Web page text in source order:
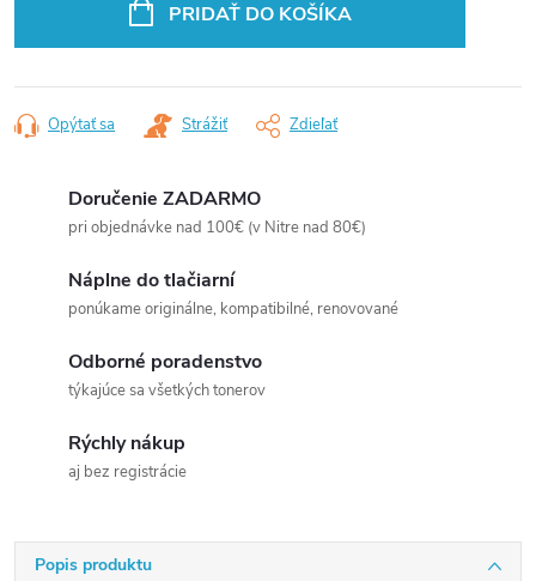
PRIDAŤ DO KOŠÍKA
Opýtať sa Strážiť Zdieľať
Doručenie ZADARMO
pri objednávke nad 100€ (v Nitre nad 80€)
Náplne do tlačiarní
ponúkame originálne, kompatibilné, renovované
Odborné poradenstvo
týkajúce sa všetkých tonerov
Rýchly nákup
aj bez registrácie
Popis produktu